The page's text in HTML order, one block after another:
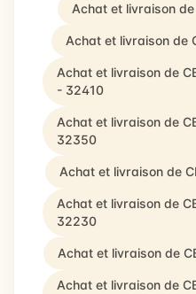
Achat et livraison
Achat et livraison de
Achat et livraison de
- 32410
Achat et livraison de
32350
Achat et livraison de
Achat et livraison de
32230
Achat et livraison de
Achat et livraison de